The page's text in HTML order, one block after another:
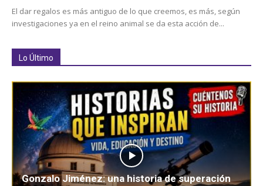
El dar regalos es más antiguo de lo que creemos, es más, según
investigaciones ya en el reino animal se da esta acción de...
Lo Último
Gonzalo Jiménez: una historia de superación